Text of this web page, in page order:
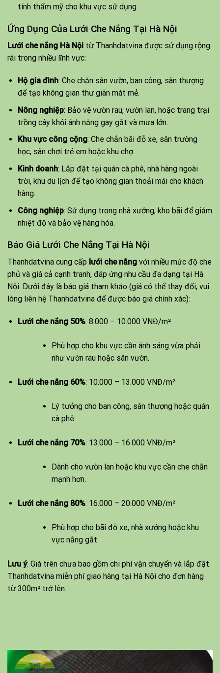
tính thẩm mỹ cho khu vực sử dụng.
Ứng Dụng Của Lưới Che Nắng Tại Hà Nội
Lưới che nắng Hà Nội từ Thanhdatvina được sử dụng rộng
rãi trong nhiều lĩnh vực:
Hộ gia đình: Che chắn sân vườn, ban công, sân thượng
để tạo không gian thư giãn mát mẻ.
Nông nghiệp: Bảo vệ vườn rau, vườn lan, hoặc trang trại
trồng cây khỏi ánh nắng gay gắt và mưa lớn.
Khu vực công cộng: Che chắn bãi đỗ xe, sân trường
học, sân chơi trẻ em hoặc khu chợ.
Kinh doanh: Lắp đặt tại quán cà phê, nhà hàng ngoài
trời, khu du lịch để tạo không gian thoải mái cho khách
hàng.
Công nghiệp: Sử dụng trong nhà xưởng, kho bãi để giảm
nhiệt độ và bảo vệ hàng hóa.
Báo Giá Lưới Che Nắng Tại Hà Nội
Thanhdatvina cung cấp lưới che nắng với nhiều mức độ che
phủ và giá cả cạnh tranh, đáp ứng nhu cầu đa dạng tại Hà
Nội. Dưới đây là báo giá tham khảo (giá có thể thay đổi, vui
lòng liên hệ Thanhdatvina để được báo giá chính xác):
Lưới che nắng 50%: 8.000 – 10.000 VNĐ/m²
Phù hợp cho khu vực cần ánh sáng vừa phải
như vườn rau hoặc sân vườn.
Lưới che nắng 60%: 10.000 – 13.000 VNĐ/m²
Lý tưởng cho ban công, sân thượng hoặc quán
cà phê.
Lưới che nắng 70%: 13.000 – 16.000 VNĐ/m²
Dành cho vườn lan hoặc khu vực cần che chắn
mạnh hơn.
Lưới che nắng 80%: 16.000 – 20.000 VNĐ/m²
Phù hợp cho bãi đỗ xe, nhà xưởng hoặc khu
vực nắng gắt.
Lưu ý: Giá trên chưa bao gồm chi phí vận chuyển và lắp đặt.
Thanhdatvina miễn phí giao hàng tại Hà Nội cho đơn hàng
từ 300m² trở lên.